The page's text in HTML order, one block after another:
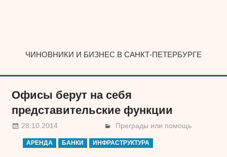
ЧИНОВНИКИ И БИЗНЕС В САНКТ-ПЕТЕРБУРГЕ
Офисы берут на себя
представительские функции
28.10.2014 Преграды или помощь
АРЕНДА БАНКИ ИНФРАСТРУКТУРА